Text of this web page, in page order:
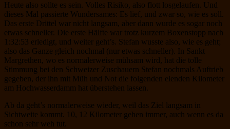
Heute also sollte es sein. Volles Risiko, also flott losgelaufen. Und
dieses Mal passierte Wundersames: Es lief, und zwar so, wie es soll.
Das erste Drittel war nicht langsam, aber dann wurde es sogar noch
etwas schneller. Die erste Hälfte war trotz kurzem Boxenstopp nach
1:32:53 erledigt, und weiter geht’s. Stefan wusste also, wie es geht;
also das Ganze gleich nochmal (nur etwas schneller). In Sankt
Margrethen, wo es normalerweise mühsam wird, hat die tolle
Stimmung bei den Schweizer Zuschauern Stefan nochmals Auftrieb
gegeben, der ihn mit Müh und Not die folgenden elenden Kilometer
am Hochwasserdamm hat überstehen lassen.
Ab da geht’s normalerweise wieder, weil das Ziel langsam in
Sichtweite kommt. 10, 12 Kilometer gehen immer, auch wenn es da
schon sehr weh tut.